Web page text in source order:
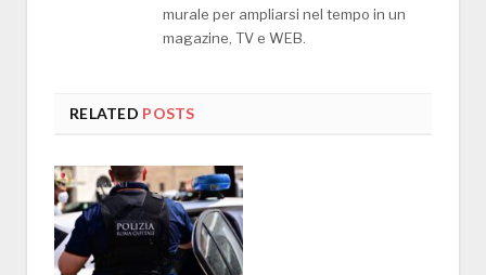
murale per ampliarsi nel tempo in un
magazine, TV e WEB.
RELATED POSTS